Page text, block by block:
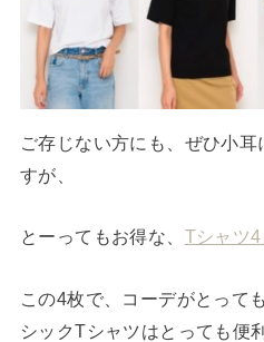
ご存じない方にも、ぜひ小
すが、
とーってもお得な、 Tシャツ4
この4枚で、コーデがとって
シックTシャツはとっても便